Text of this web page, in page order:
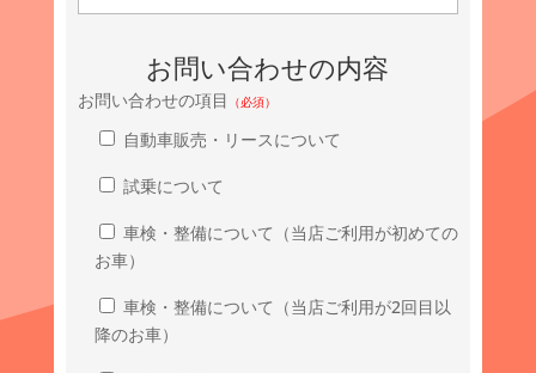
お問い合わせの内容
お問い合わせの項目 （必須）
自動車販売・リースについて
試乗について
車検・整備について（当店ご利用が初めての
お車）
車検・整備について（当店ご利用が2回目以
降のお車）